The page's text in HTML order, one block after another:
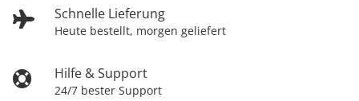
Schnelle Lieferung
Heute bestellt, morgen geliefert
Hilfe & Support
24/7 bester Support